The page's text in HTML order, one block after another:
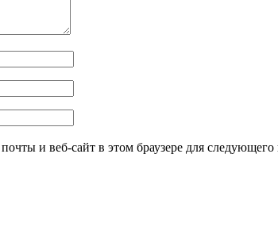
и веб-сайт в этом браузере для следующего